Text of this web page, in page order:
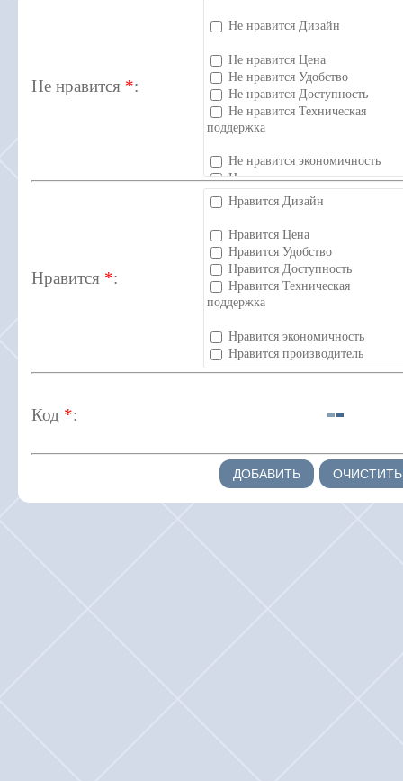
Не нравится *:
Не нравится Дизайн
Не нравится Цена
Не нравится Удобство
Не нравится Доступность
Не нравится Техническая
поддержка
Не нравится экономичность
Не нравится производитель
Нет претензий
Нравится *:
Нравится Дизайн
Нравится Цена
Нравится Удобство
Нравится Доступность
Нравится Техническая
поддержка
Нравится экономичность
Нравится производитель
Код *: